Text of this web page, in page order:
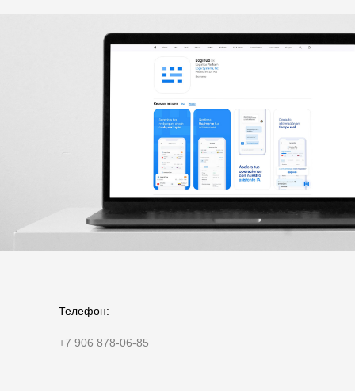
Телефон:
+7 906 878-06-85